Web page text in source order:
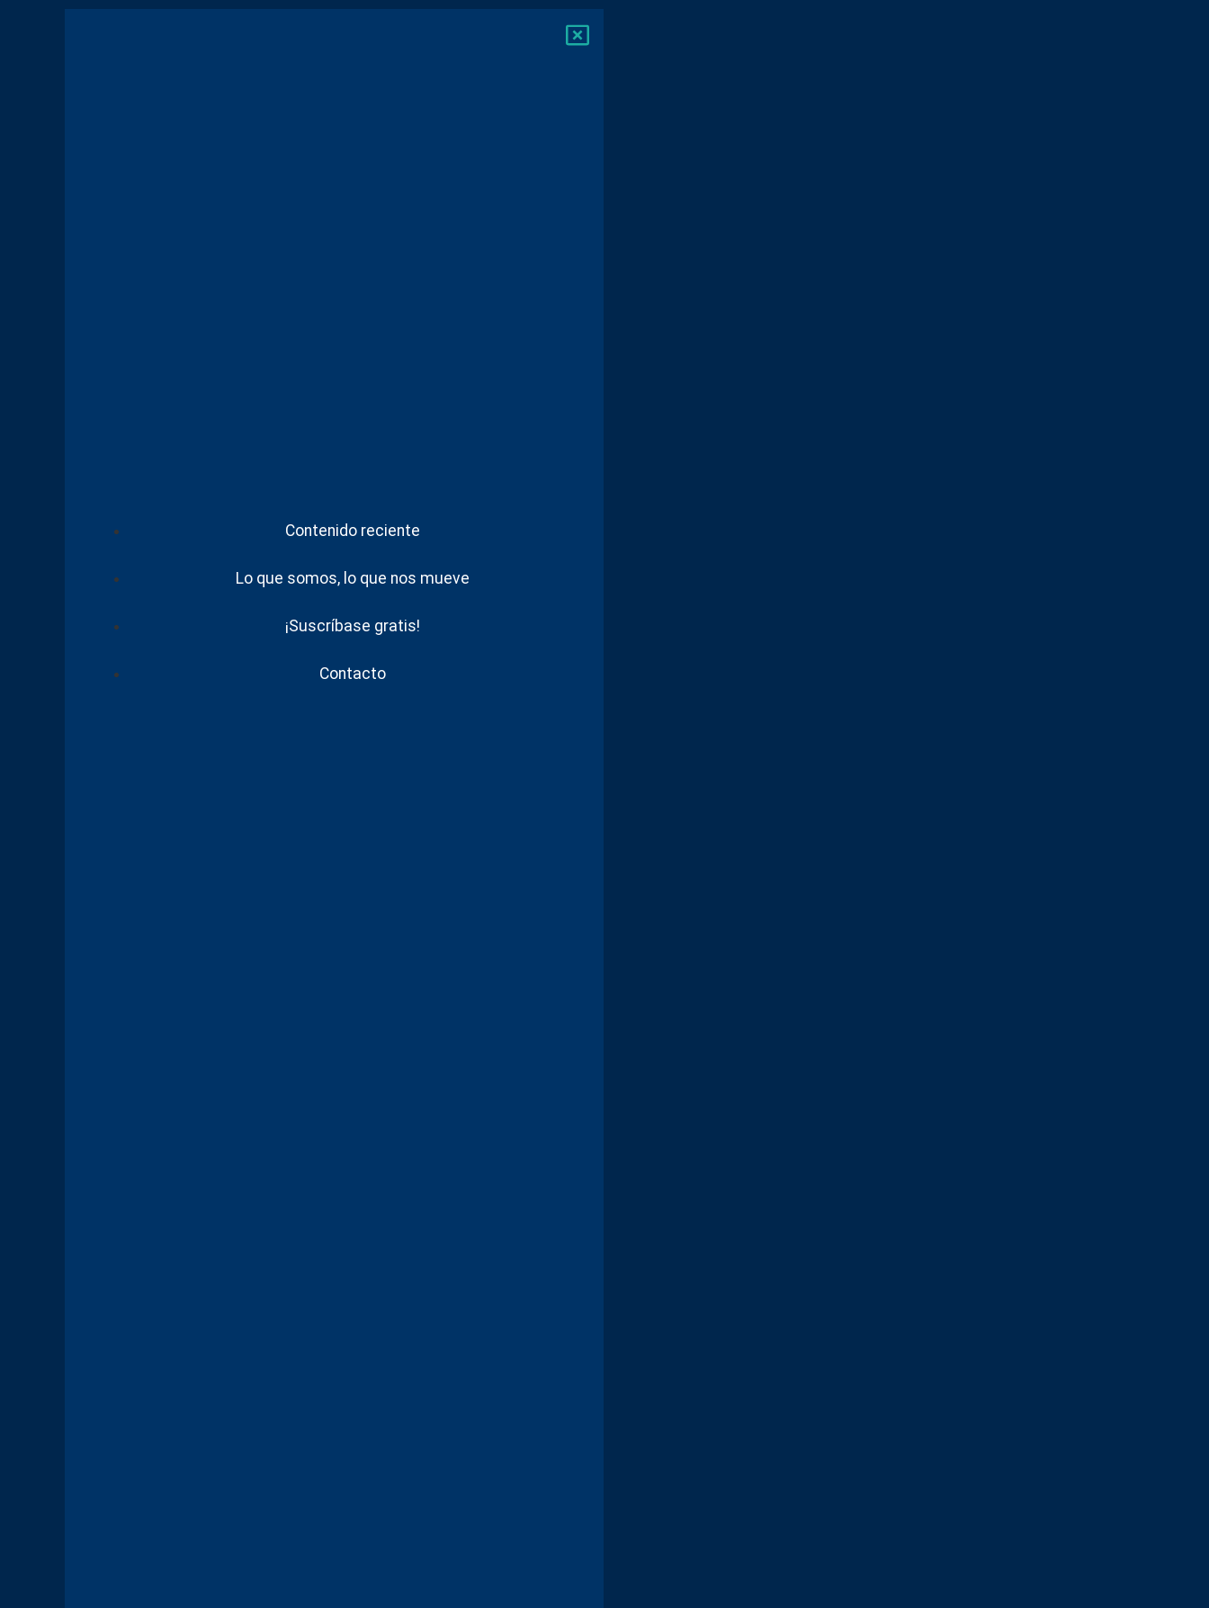
Contenido reciente
Lo que somos, lo que nos mueve
¡Suscríbase gratis!
Contacto